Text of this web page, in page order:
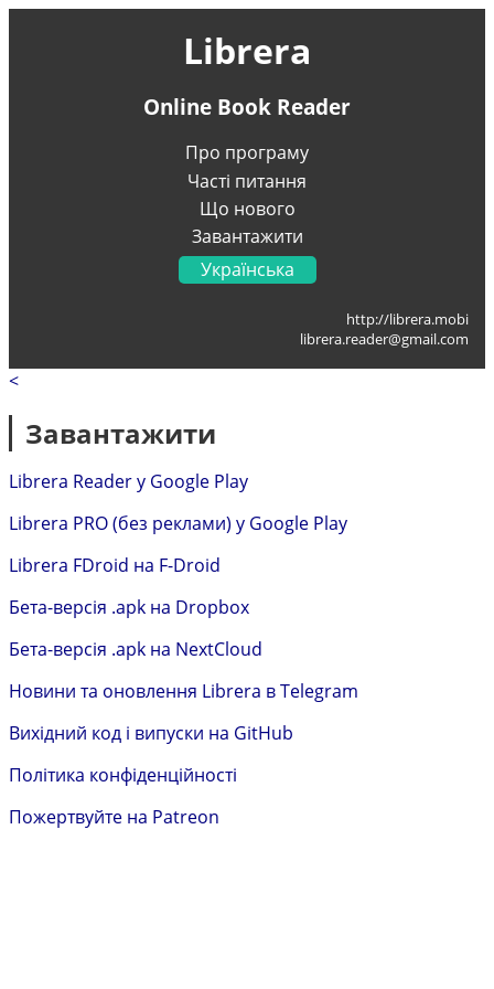
Librera
Online Book Reader
Про програму
Часті питання
Що нового
Завантажити
Українська
Español
العربية
中文
http://librera.mobi
librera.reader@gmail.com
<
Завантажити
Librera Reader у Google Play
Librera PRO (без реклами) у Google Play
Librera FDroid на F-Droid
Бета-версія .apk на Dropbox
Бета-версія .apk на NextCloud
Новини та оновлення Librera в Telegram
Вихідний код і випуски на GitHub
Політика конфіденційності
Пожертвуйте на Patreon